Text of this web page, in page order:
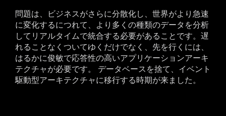
言語
問題は、ビジネスがさらに分散化し、世界がより急速
に変化するにつれて、より多くの種類のデータを分析
してリアルタイムで統合する必要があることです。遅
れることなくついてゆくだけでなく、先を行くには、
はるかに俊敏で応答性の高いアプリケーションアーキ
テクチャが必要です。 データベースを捨て、イベント
駆動型アーキテクチャに移行する時期が来ました。